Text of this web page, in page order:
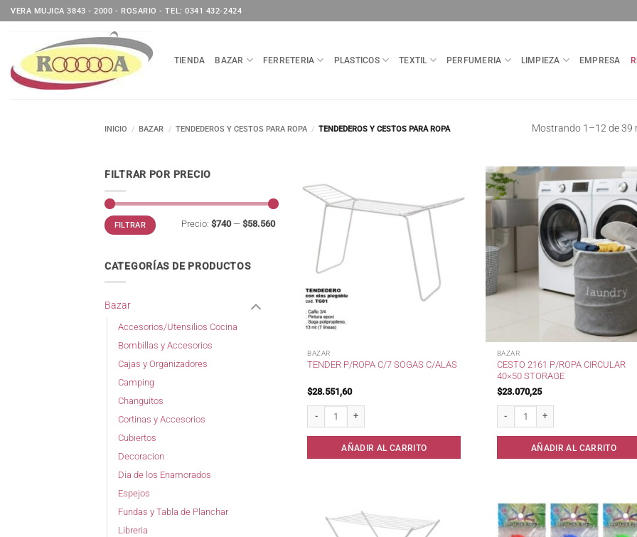
Saltar
al
VERA MUJICA 3843 - 2000 - ROSARIO - TEL: 0341 432-2424
TIENDA BAZAR FERRETERIA PLASTICOS TEXTIL PERFUMERIA LIMPIEZA EMPRESA
INICIO / BAZAR / TENDEDEROS Y CESTOS PARA ROPA / TENDEDEROS Y CESTOS PARA ROPA Mostrando 1–12 de 39
FILTRAR POR PRECIO
Precio
mínimo
Precio
máximo
FILTRAR Precio: $740— $58.560
CATEGORÍAS DE PRODUCTOS
Bazar
Accesorios/Utensilios Cocina
Bombillas y Accesorios
Cajas y Organizadores
Camping
Changuitos
Cortinas y Accesorios
Cubiertos
Decoracion
Dia de los Enamorados
Espejos
Fundas y Tabla de Planchar
Libreria
BAZAR
TENDER P/ROPA C/7 SOGAS C/ALAS
$28.551,60
AÑADIR AL CARRITO
BAZAR
CESTO 2161 P/ROPA CIRCULAR
40×50 STORAGE
$23.070,25
AÑADIR AL CARRITO